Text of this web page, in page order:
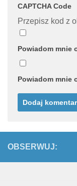
CAPTCHA Code
Przepisz kod z
Powiadom mnie
Powiadom mnie
OBSERWUJ: